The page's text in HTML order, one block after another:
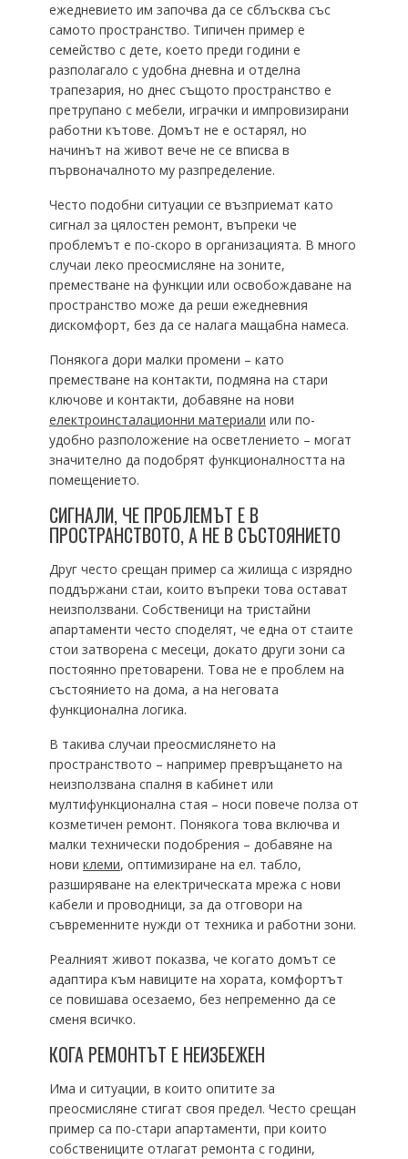
ежедневието им започва да се сблъсква със
самото пространство. Типичен пример е
семейство с дете, което преди години е
разполагало с удобна дневна и отделна
трапезария, но днес същото пространство е
претрупано с мебели, играчки и импровизирани
работни кътове. Домът не е остарял, но
начинът на живот вече не се вписва в
първоначалното му разпределение.
Често подобни ситуации се възприемат като
сигнал за цялостен ремонт, въпреки че
проблемът е по-скоро в организацията. В много
случаи леко преосмисляне на зоните,
преместване на функции или освобождаване на
пространство може да реши ежедневния
дискомфорт, без да се налага мащабна намеса.
Понякога дори малки промени – като
преместване на контакти, подмяна на стари
ключове и контакти, добавяне на нови
електроинсталационни материали или по-
удобно разположение на осветлението – могат
значително да подобрят функционалността на
помещението.
СИГНАЛИ, ЧЕ ПРОБЛЕМЪТ Е В
ПРОСТРАНСТВОТО, А НЕ В СЪСТОЯНИЕТО
Друг често срещан пример са жилища с изрядно
поддържани стаи, които въпреки това остават
неизползвани. Собственици на тристайни
апартаменти често споделят, че една от стаите
стои затворена с месеци, докато други зони са
постоянно претоварени. Това не е проблем на
състоянието на дома, а на неговата
функционална логика.
В такива случаи преосмислянето на
пространството – например превръщането на
неизползвана спалня в кабинет или
мултифункционална стая – носи повече полза от
козметичен ремонт. Понякога това включва и
малки технически подобрения – добавяне на
нови клеми, оптимизиране на ел. табло,
разширяване на електрическата мрежа с нови
кабели и проводници, за да отговори на
съвременните нужди от техника и работни зони.
Реалният живот показва, че когато домът се
адаптира към навиците на хората, комфортът
се повишава осезаемо, без непременно да се
сменя всичко.
КОГА РЕМОНТЪТ Е НЕИЗБЕЖЕН
Има и ситуации, в които опитите за
преосмисляне стигат своя предел. Често срещан
пример са по-стари апартаменти, при които
собствениците отлагат ремонта с години,